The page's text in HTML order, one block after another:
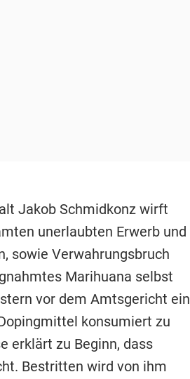
Jakob Schmidkonz wirft
unerlaubten Erwerb und
sowie Verwahrungsbruch
Marihuana selbst
vor dem Amtsgericht ein
konsumiert zu
erklärt zu Beginn, dass
Bestritten wird von ihm